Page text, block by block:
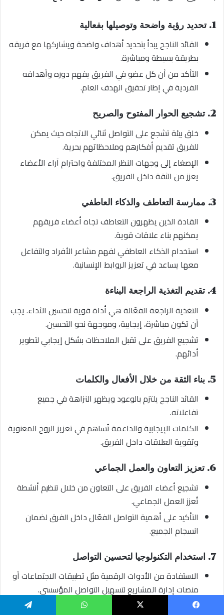
1. تحديد رؤية واضحة وتوصيلها بفعالية
القائد الناجح يبدأ بتحديد أهداف واضحة ويشاركها مع فريقه
بطريقة بسيطة ومباشرة.
التأكد من أن كل عضو في الفريق يفهم دوره وأهدافه
الفردية في إطار تحقيق الهدف العام.
2. تشجيع الحوار المفتوح والصريح
خلق بيئة تشجع على التواصل ثنائي الاتجاه حيث يمكن
للفريق تقديم أفكارهم وملاحظاتهم بحرية.
الإصغاء إلى وجهات النظر المختلفة واحترام آراء الأعضاء
يعزز من الثقة داخل الفريق.
3. ممارسة التعاطف والذكاء العاطفي
القادة الذين يظهرون التعاطف تجاه أعضاء فريقهم
يمكنهم بناء علاقات قوية.
استخدام الذكاء العاطفي لفهم مشاعر الأفراد والتفاعل
معها يساعد في تعزيز الروابط الإنسانية.
4. تقديم التغذية الراجعة البناءة
التغذية الراجعة الفعّالة هي أداة قوية لتحسين الأداء. يجب
أن تكون مباشرة، إيجابية، وموجهة نحو التحسين.
تشجيع الفريق على تقبل الملاحظات بشكل إيجابي لتطوير
أدائهم.
5. بناء الثقة من خلال الأفعال والكلمات
القائد الناجح يلتزم بالوعود ويظهر النزاهة في جميع
تفاعلاته.
الكلمات الإيجابية والداعمة تُساهم في تعزيز الروح المعنوية
وتقوية العلاقات داخل الفريق.
6. تعزيز التعاون والعمل الجماعي
تشجيع أعضاء الفريق على التعاون من خلال تنظيم أنشطة
تُعزز العمل الجماعي.
التأكيد على أهمية التواصل الفعّال داخل الفرق لضمان
انسجام الجميع.
7. استخدام التكنولوجيا لتحسين التواصل
الاستفادة من الأدوات الرقمية مثل تطبيقات الاجتماعات أو
منصات إدارة المشاريع لتسهيل التواصل المؤسسي.
ضمان أن كل عضو يمكنه الوصول إلى المعلومات بسهولة